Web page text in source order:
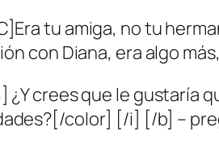
tu amiga, no tu
con Diana, era algo
crees que le gustaría
color] [/i] [/b] –